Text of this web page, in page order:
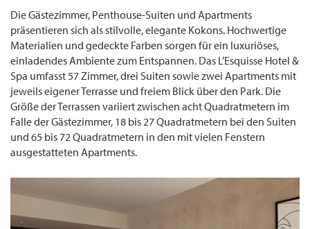
Die Gästezimmer, Penthouse-Suiten und Apartments
präsentieren sich als stilvolle, elegante Kokons. Hochwertige
Materialien und gedeckte Farben sorgen für ein luxuriöses,
einladendes Ambiente zum Entspannen. Das L’Esquisse Hotel &
Spa umfasst 57 Zimmer, drei Suiten sowie zwei Apartments mit
jeweils eigener Terrasse und freiem Blick über den Park. Die
Größe der Terrassen variiert zwischen acht Quadratmetern im
Falle der Gästezimmer, 18 bis 27 Quadratmetern bei den Suiten
und 65 bis 72 Quadratmetern in den mit vielen Fenstern
ausgestatteten Apartments.